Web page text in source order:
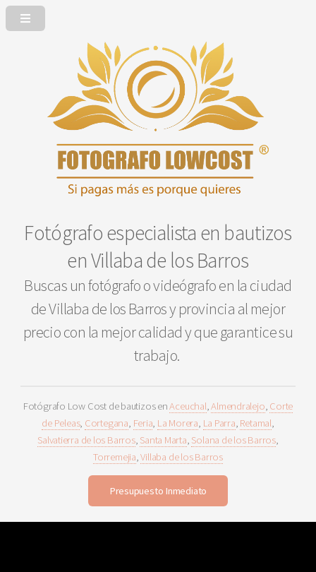
Fotógrafo especialista en bautizos
en Villaba de los Barros
Buscas un fotógrafo o videógrafo en la ciudad
de Villaba de los Barros y provincia al mejor
precio con la mejor calidad y que garantice su
trabajo.
Fotógrafo Low Cost de bautizos enAceuchal,Almendralejo, Corte
de Peleas, Cortegana, Feria, La Morera, La Parra, Retamal,
Salvatierra de los Barros, Santa Marta, Solana de los Barros,
Torremejia,Villaba de los Barros
Presupuesto Inmediato